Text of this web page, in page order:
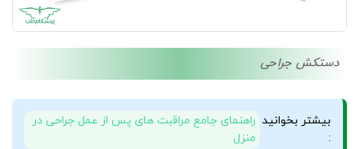
دستکش جراحی
بیشتر بخوانید
:
راهنمای جامع مراقبت های پس از عمل جراحی در
منزل